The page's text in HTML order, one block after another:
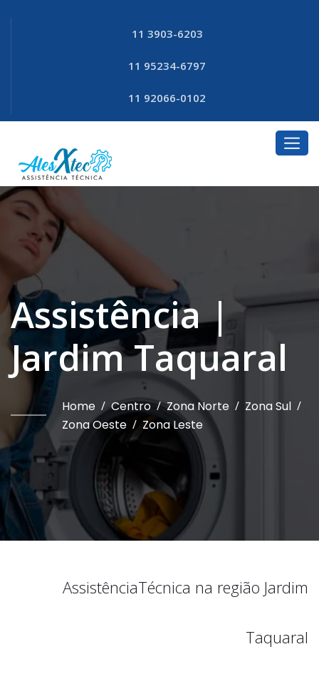
11 3903-6203
11 95234-6797
11 92066-0102
Assistência |
Jardim Taquaral
Home / Centro / Zona Norte / Zona Sul /
Zona Oeste / Zona Leste
AssistênciaTécnica na região Jardim
Taquaral